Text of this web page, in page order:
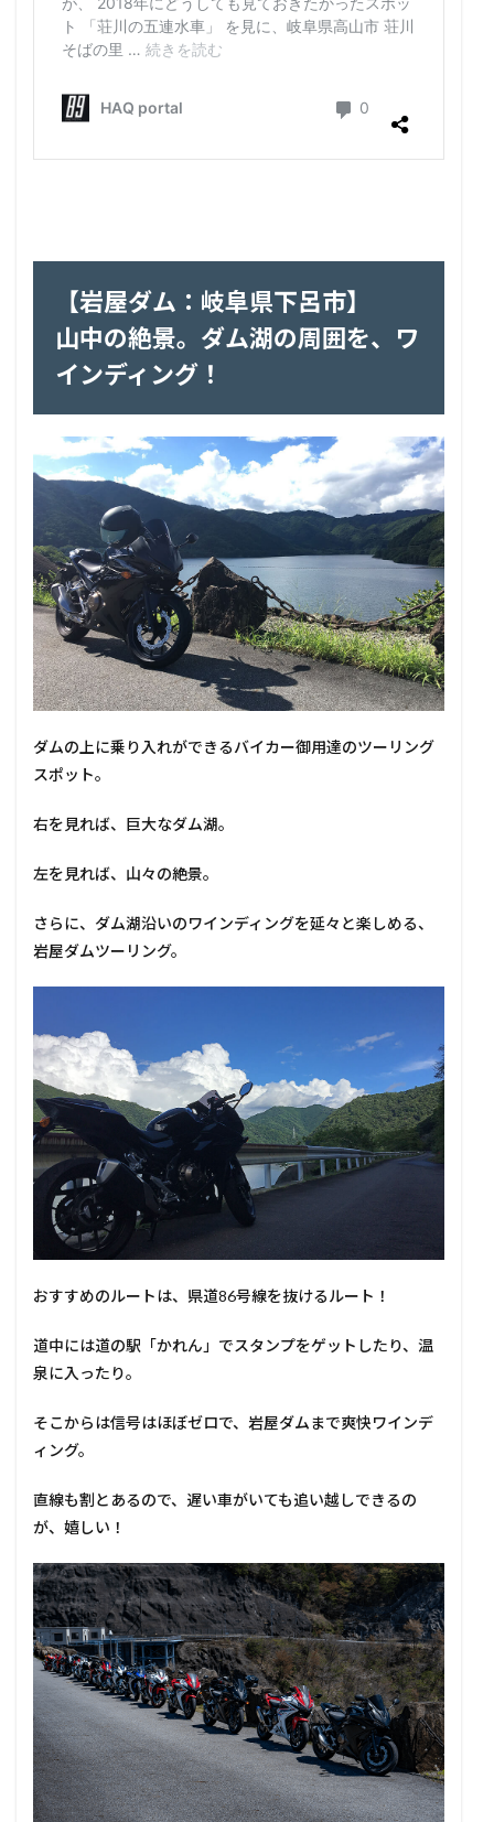
【岩屋ダム：岐阜県下呂市】
山中の絶景。ダム湖の周囲を、ワ
インディング！
ダムの上に乗り入れができるバイカー御用達のツーリング
スポット。
右を見れば、巨大なダム湖。
左を見れば、山々の絶景。
さらに、ダム湖沿いのワインディングを延々と楽しめる、
岩屋ダムツーリング。
おすすめのルートは、県道86号線を抜けるルート！
道中には道の駅「かれん」でスタンプをゲットしたり、温
泉に入ったり。
そこからは信号はほぼゼロで、岩屋ダムまで爽快ワインデ
ィング。
直線も割とあるので、遅い車がいても追い越しできるの
が、嬉しい！